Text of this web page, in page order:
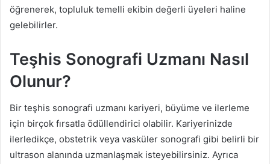
öğrenerek, topluluk temelli ekibin değerli üyeleri haline
gelebilirler.
Teşhis Sonografi Uzmanı Nasıl
Olunur?
Bir teşhis sonografi uzmanı kariyeri, büyüme ve ilerleme
için birçok fırsatla ödüllendirici olabilir. Kariyerinizde
ilerledikçe, obstetrik veya vasküler sonografi gibi belirli bir
ultrason alanında uzmanlaşmak isteyebilirsiniz. Ayrıca